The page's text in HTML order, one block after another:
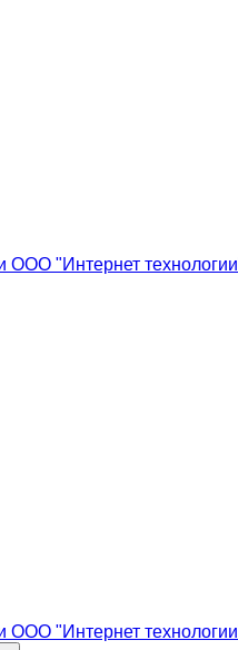
ООО "Интернет
ООО "Интернет